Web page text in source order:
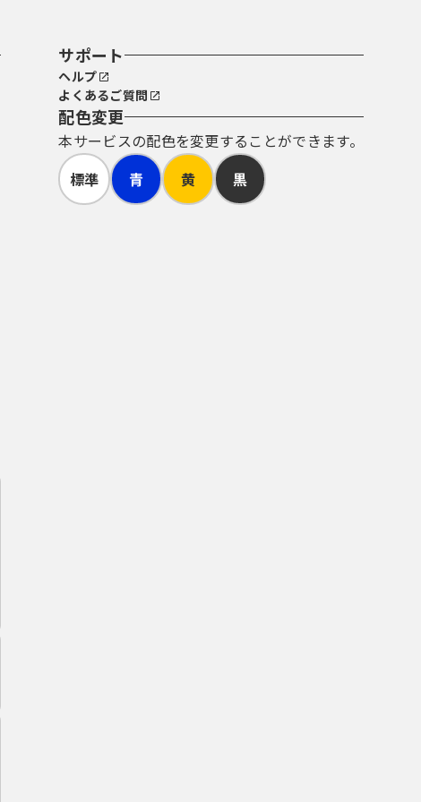
サポート
ヘルプ
よくあるご質問
配色変更
本サービスの配色を変更することができます。
標準
青 黄 黒